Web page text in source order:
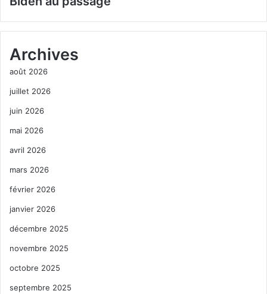
Archives
août 2026
juillet 2026
juin 2026
mai 2026
avril 2026
mars 2026
février 2026
janvier 2026
décembre 2025
novembre 2025
octobre 2025
septembre 2025